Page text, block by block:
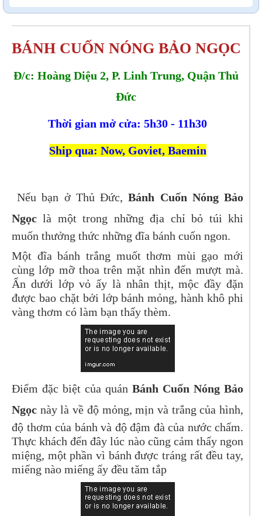
Đ/c: Hoàng Diệu 2, P. Linh Trung, Quận Thủ
Đức
Thời gian mở cửa: 5h30 - 11h30
Ship qua: Now, Goviet, Baemin
Nếu bạn ở Thủ Đức,Bánh Cuốn Nóng Bảo
Ngọclà một trong những địa chỉ bỏ túi khi
muốn thưởng thức những đĩa bánh cuốn ngon.
Một đĩa bánh trắng muốt thơm mùi gạo mới
cùng lớp mỡ thoa trên mặt nhìn đến mượt mà.
Ẩn dưới lớp vỏ ấy là nhân thịt, mộc đầy đặn
được bao chặt bởi lớp bánh mỏng, hành khô phi
vàng thơm có làm bạn thấy thèm.
Điểm đặc biệt của quán Bánh Cuốn Nóng Bảo
Ngọc này là về độ mỏng, mịn và trắng của hình,
độ thơm của bánh và độ đậm đà của nước chấm.
Thực khách đến đây lúc nào cũng cảm thấy ngon
miệng, một phần vì bánh được tráng rất đều tay,
miếng nào miếng ấy đều tăm tắp